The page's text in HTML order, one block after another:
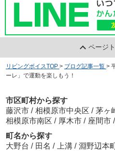
ページ
リビングボイスTOP > ブログ記事一覧 >
ーレ」で運動を楽しもう！
市区町村から探す
藤沢市 / 相模原市中央区 / 茅ヶ
相模原市南区 / 厚木市 / 座間市 /
町名から探す
大野台 / 田名 / 上溝 / 淵野辺本